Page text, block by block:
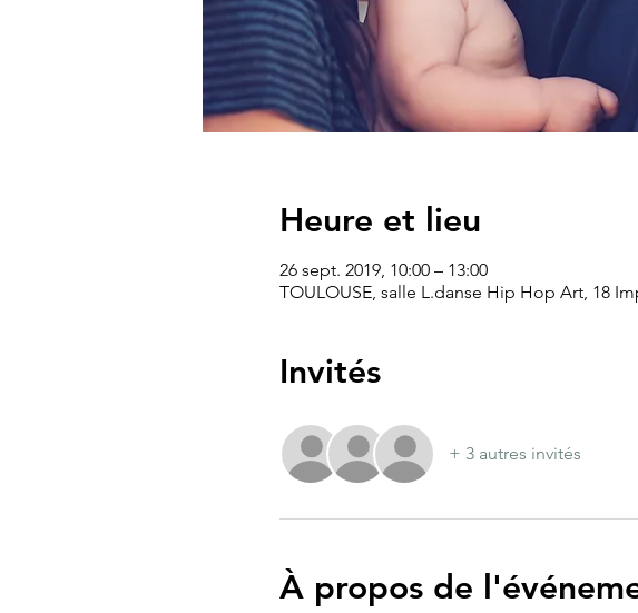
Heure et lieu
26 sept. 2019, 10:00 – 13:00
TOULOUSE, salle L.danse Hip Hop Art, 18
Invités
+ 3 autres invités
À propos de